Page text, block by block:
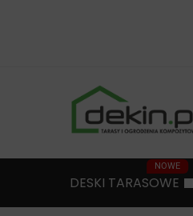
DESKI TARASOWE